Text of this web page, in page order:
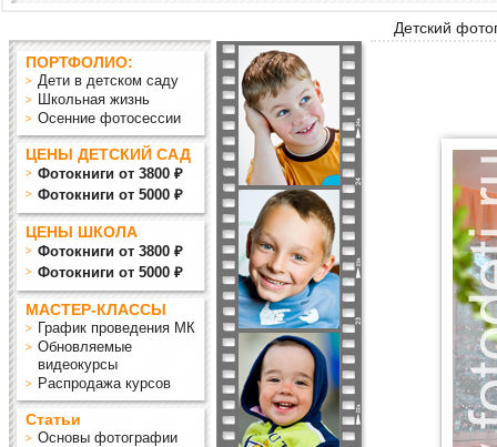
Детский
ПОРТФОЛИО:
Дети в детском саду
Школьная жизнь
Осенние фотосессии
ЦЕНЫ ДЕТСКИЙ САД
Фотокниги от 3800 ₽
Фотокниги от 5000 ₽
ЦЕНЫ ШКОЛА
Фотокниги от 3800 ₽
Фотокниги от 5000 ₽
МАСТЕР-КЛАССЫ
График проведения МК
Обновляемые
видеокурсы
Распродажа курсов
Статьи
Основы фотографии